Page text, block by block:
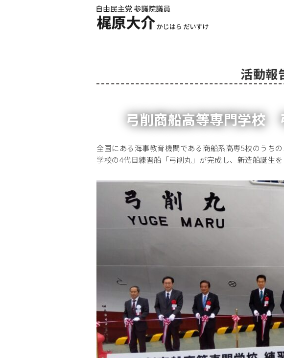
活動報
弓削商船高等専門学校
全国にある海事教育機関である商船系高専5校のうち
学校の4代目練習船「弓削丸」が完成し、新造船誕生